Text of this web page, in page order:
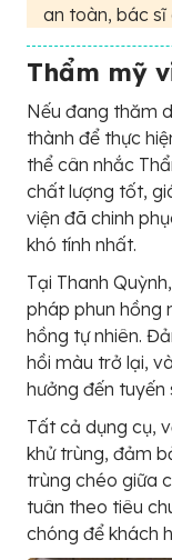
an toàn, bác sĩ
Thẩm mỹ
Nếu đang thăm
thành để thực
thể cân nhắc
chất lượng tốt,
viện đã chinh
khó tính nhất.
Tại Thanh
pháp phun hồng
hồng tự nhiên.
hồi màu trở lại,
hưởng đến tuyến
Tất cả dụng cụ,
khử trùng, đảm
trùng chéo giữa
tuân theo tiêu
chóng để khách